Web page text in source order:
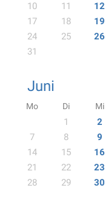
10
11 12
17
18 19
24
25 26
31
Juni
Mo Di Mi
1 2
7
8 9
14
15 16
21
22 23
28
29 30